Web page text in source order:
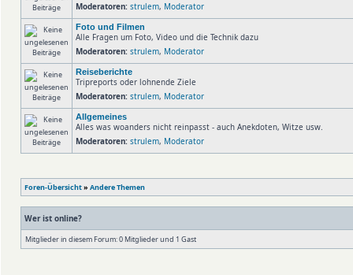
Moderatoren: strulem, Moderator
Foto und Filmen
Alle Fragen um Foto, Video und die Technik dazu
Moderatoren: strulem, Moderator
Reiseberichte
Tripreports oder lohnende Ziele
Moderatoren: strulem, Moderator
Allgemeines
Alles was woanders nicht reinpasst - auch Anekdoten, Witze usw.
Moderatoren: strulem, Moderator
Foren-Übersicht» Andere Themen
Wer ist online?
Mitglieder in diesem Forum: 0 Mitglieder und 1 Gast